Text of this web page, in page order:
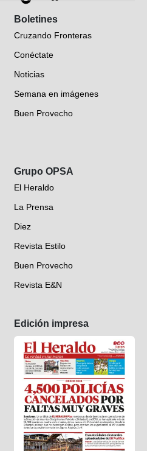
Boletines
Cruzando Fronteras
Conéctate
Noticias
Semana en imágenes
Buen Provecho
Grupo OPSA
El Heraldo
La Prensa
Diez
Revista Estilo
Buen Provecho
Revista E&N
Edición impresa